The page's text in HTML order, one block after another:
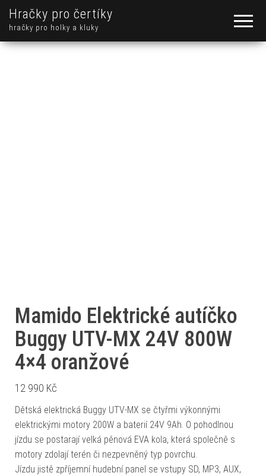
Hračky pro čertíky
hračky pro holky a kluky
Mamido Elektrické autíčko
Buggy UTV-MX 24V 800W
4×4 oranžové
12 990 Kč
Dětská elektrická Buggy UTV-MX se čtyřmi výkonnými
elektrickými motory 200W a baterií 24V 9Ah. O pohodlnou
jízdu se postarají velká pěnová EVA kola, která společně s
motory zdolají terén či nezpevněný typ povrchu.
Jízdu jistě zpříjemní hudební panel se vstupy SD, MP3, AUX,